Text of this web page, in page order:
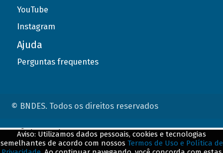
YouTube
Instagram
Ajuda
Perguntas frequentes
© BNDES. Todos os direitos reservados
Aviso: Utilizamos dados pessoais, cookies e tecnologias
semelhantes de acordo com nossos Termos de Uso e Política de
ConteÃºdo complementar
${title}${badge}